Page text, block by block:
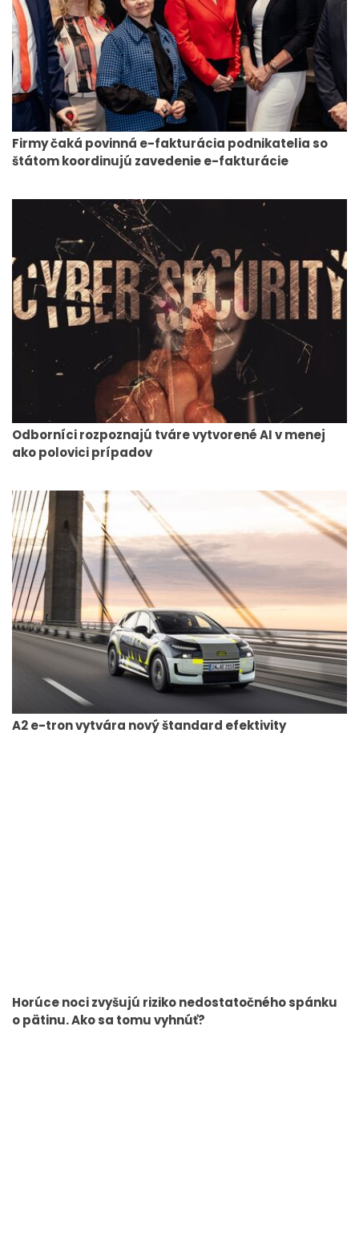
Firmy čaká povinná e-fakturácia podnikatelia so
štátom koordinujú zavedenie e-fakturácie
Odborníci rozpoznajú tváre vytvorené AI v menej
ako polovici prípadov
A2 e-tron vytvára nový štandard efektivity
Horúce noci zvyšujú riziko nedostatočného spánku
o pätinu. Ako sa tomu vyhnúť?